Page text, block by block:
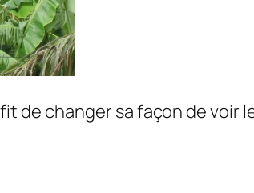
changer sa façon de voir